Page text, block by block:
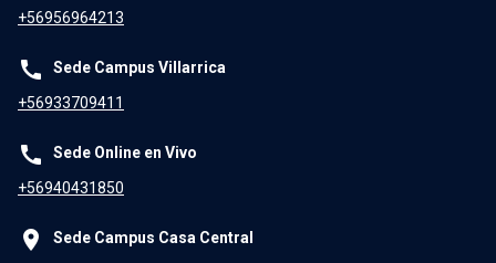
+56956964213
call
Sede Campus Villarrica
+56933709411
call
Sede Online en Vivo
+56940431850
place
Sede Campus Casa Central